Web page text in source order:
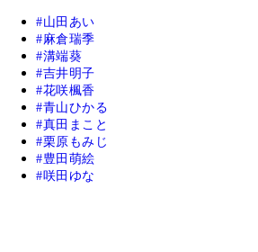
山田あい
麻倉瑞季
溝端葵
吉井明子
花咲楓香
青山ひかる
真田まこと
栗原もみじ
豊田萌絵
咲田ゆな